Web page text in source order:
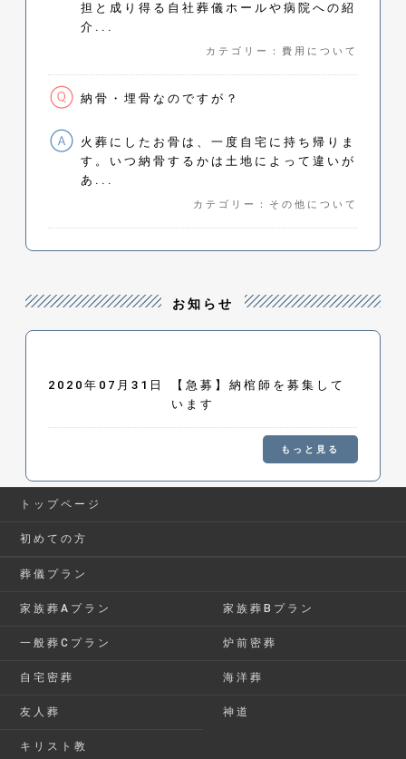
担と成り得る自社葬儀ホールや病院への紹
介...
カテゴリー：費用について
納骨・埋骨なのですが？
火葬にしたお骨は、一度自宅に持ち帰りま
す。いつ納骨するかは土地によって違いが
あ...
カテゴリー：その他について
お知らせ
2020年07月31日
【急募】納棺師を募集して
います
もっと見る
トップページ
初めての方
葬儀プラン
家族葬Aプラン 家族葬Bプラン
一般葬Cプラン 炉前密葬
自宅密葬 海洋葬
友人葬 神道
キリスト教